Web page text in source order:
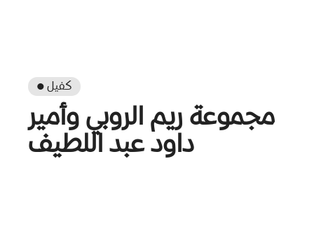
● كفيل
مجموعة ريم الروبي وأمير
داود عبد اللطيف